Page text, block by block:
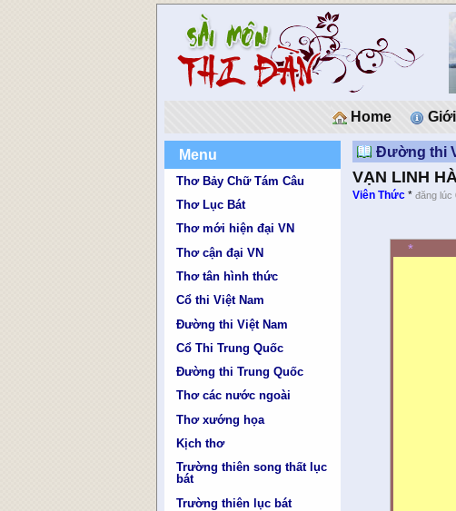
Home
Menu
Thơ Bảy Chữ Tám Câu
Thơ Lục Bát
Thơ mới hiện đại VN
Thơ cận đại VN
Thơ tân hình thức
Cổ thi Việt Nam
Đường thi Việt Nam
Cổ Thi Trung Quốc
Đường thi Trung Quốc
Thơ các nước ngoài
Thơ xướng họa
Kịch thơ
Trường thiên song thất lục
bát
Trường thiên lục bát
Đường thi
VẠN LINH
Viên Thức *đăng lúc
*